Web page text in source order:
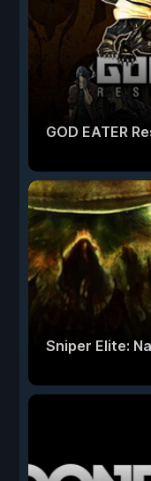
GOD EATER
Sniper Elite: